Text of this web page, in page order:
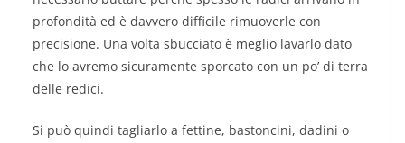
profondità ed è davvero difficile rimuoverle con
precisione. Una volta sbucciato è meglio lavarlo dato
che lo avremo sicuramente sporcato con un po’ di terra
delle redici.
Si può quindi tagliarlo a fettine, bastoncini, dadini o